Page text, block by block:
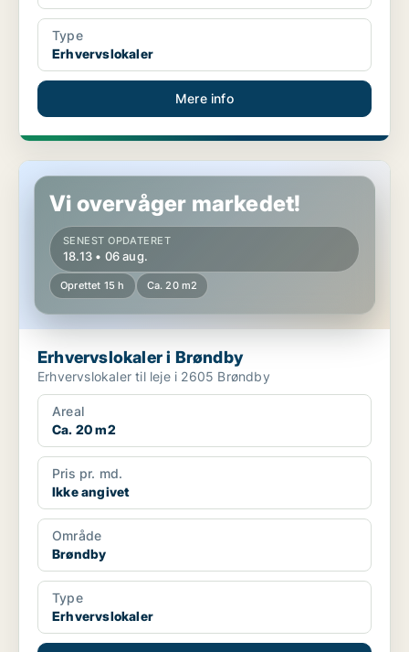
Type
Erhvervslokaler
Mere info
Erhvervslokaler i Brøndby
Vi overvåger markedet!
SENEST OPDATERET
18.13 • 06 aug.
Oprettet 15 h Ca. 20 m2
Erhvervslokaler i Brøndby
Erhvervslokaler til leje i 2605 Brøndby
Areal
Ca. 20 m2
Pris pr. md.
Ikke angivet
Område
Brøndby
Type
Erhvervslokaler